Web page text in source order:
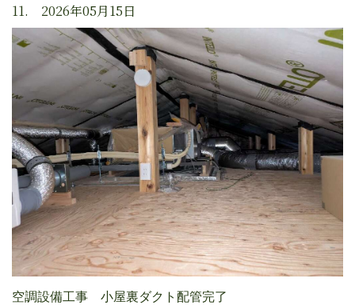
11. 2026年05月15日
空調設備工事 小屋裏ダクト配管完了